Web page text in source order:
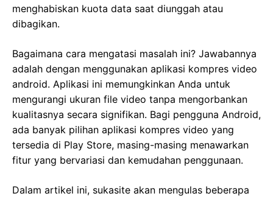
menghabiskan kuota data saat diunggah atau
dibagikan.
Bagaimana cara mengatasi masalah ini? Jawabannya
adalah dengan menggunakan aplikasi kompres video
android. Aplikasi ini memungkinkan Anda untuk
mengurangi ukuran file video tanpa mengorbankan
kualitasnya secara signifikan. Bagi pengguna Android,
ada banyak pilihan aplikasi kompres video yang
tersedia di Play Store, masing-masing menawarkan
fitur yang bervariasi dan kemudahan penggunaan.
Dalam artikel ini, sukasite akan mengulas beberapa